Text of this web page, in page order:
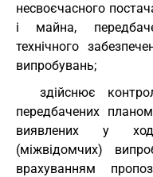
несвоєчасного
і майна,
технічного
випробувань;
здійснює
передбачених
виявлених у
(міжвідомчих)
врахуванням